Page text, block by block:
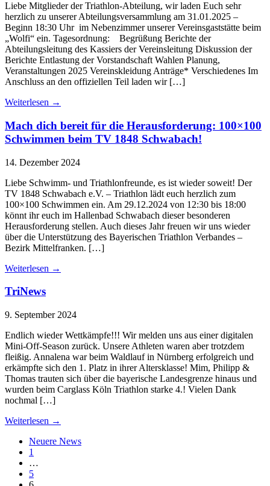
Liebe Mitglieder der Triathlon-Abteilung, wir laden Euch sehr
herzlich zu unserer Abteilungsversammlung am 31.01.2025 –
Beginn 18:30 Uhr im Nebenzimmer unserer Vereinsgaststätte beim
„Wolfi“ ein. Tagesordnung: Begrüßung Berichte der
Abteilungsleitung des Kassiers der Vereinsleitung Diskussion der
Berichte Entlastung der Vorstandschaft Wahlen Planung,
Veranstaltungen 2025 Vereinskleidung Anträge* Verschiedenes Im
Anschluss an den offiziellen Teil laden wir […]
Weiterlesen →
Mach dich bereit für die Herausforderung: 100×100
Schwimmen beim TV 1848 Schwabach!
14. Dezember 2024
Liebe Schwimm- und Triathlonfreunde, es ist wieder soweit! Der
TV 1848 Schwabach e.V. – Triathlon lädt euch herzlich zum
100×100 Schwimmen ein. Am 29.12.2024 von 12:30 bis 18:00
könnt ihr euch im Hallenbad Schwabach dieser besonderen
Herausforderung stellen. Auch dieses Jahr freuen wir uns wieder
über die Unterstützung des Bayerischen Triathlon Verbandes –
Bezirk Mittelfranken. […]
Weiterlesen →
TriNews
9. September 2024
Endlich wieder Wettkämpfe!!! Wir melden uns aus einer digitalen
Mini-Off-Season zurück. Unsere Athleten waren aber trotzdem
fleißig. Annalena war beim Waldlauf in Nürnberg erfolgreich und
erkämpfte sich den 1. Platz in ihrer Altersklasse! Mim, Philipp &
Thomas trauten sich über die bayerische Landesgrenze hinaus und
wurden beim Carglass Köln Triathlon starke 4.! Vielen Dank
nochmal […]
Weiterlesen →
Neuere News
1
…
5